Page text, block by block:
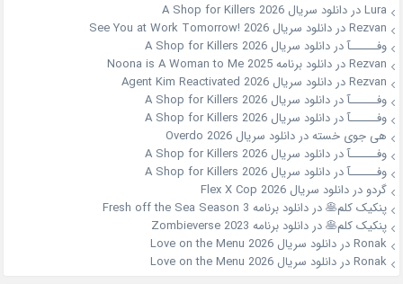
Luraدردانلود سریال A Shop for Killers 2026
Rezvanدردانلود سریال See You at Work Tomorrow! 2026
وفــــــآدردانلود سریال A Shop for Killers 2026
Rezvanدردانلود برنامه Noona is A Woman to Me 2025
Rezvanدردانلود سریال Agent Kim Reactivated 2026
وفــــــآدردانلود سریال A Shop for Killers 2026
وفــــــآدردانلود سریال A Shop for Killers 2026
هی جوی خستهدردانلود سریال Overdo 2026
وفــــــآدردانلود سریال A Shop for Killers 2026
وفــــــآدردانلود سریال A Shop for Killers 2026
گردو دردانلود سریال Flex X Cop 2026
پنکیک کلم🥞دردانلود برنامه Fresh off the Sea Season 3
پنکیک کلم🥞دردانلود برنامه Zombieverse 2023
Ronakدردانلود سریال Love on the Menu 2026
Ronakدردانلود سریال Love on the Menu 2026